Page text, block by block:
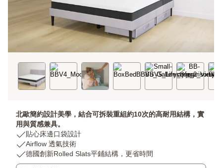
北歐簡約設計美學，結合可拆裝重組約10次的高耐用結構，實
用與質感兼具。
USP
1:
貼
心
貼心床邊口袋設計
USP
2:
Airflow
Airflow 透氣技術
USP
3:
德國創新Rolled Slats平鋪結構，更省時間